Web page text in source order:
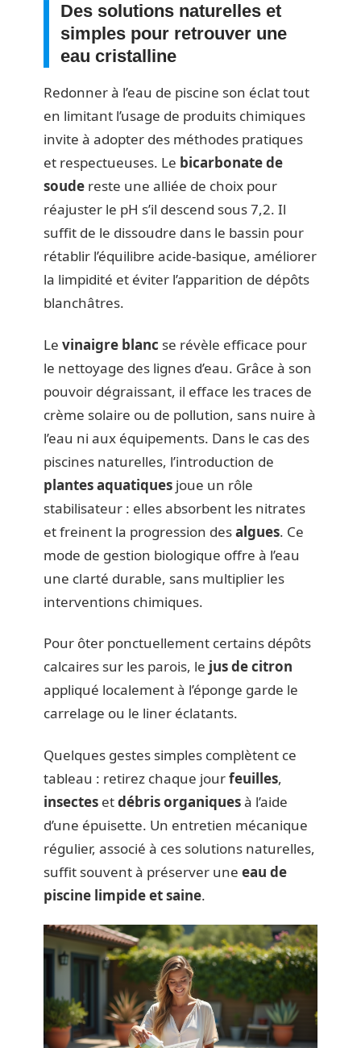
Des solutions naturelles et
simples pour retrouver une
eau cristalline
Redonner à l’eau de piscine son éclat tout
en limitant l’usage de produits chimiques
invite à adopter des méthodes pratiques
et respectueuses. Le bicarbonate de
soude reste une alliée de choix pour
réajuster le pH s’il descend sous 7,2. Il
suffit de le dissoudre dans le bassin pour
rétablir l’équilibre acide-basique, améliorer
la limpidité et éviter l’apparition de dépôts
blanchâtres.
Le vinaigre blanc se révèle efficace pour
le nettoyage des lignes d’eau. Grâce à son
pouvoir dégraissant, il efface les traces de
crème solaire ou de pollution, sans nuire à
l’eau ni aux équipements. Dans le cas des
piscines naturelles, l’introduction de
plantes aquatiques joue un rôle
stabilisateur : elles absorbent les nitrates
et freinent la progression desalgues. Ce
mode de gestion biologique offre à l’eau
une clarté durable, sans multiplier les
interventions chimiques.
Pour ôter ponctuellement certains dépôts
calcaires sur les parois, le jus de citron
appliqué localement à l’éponge garde le
carrelage ou le liner éclatants.
Quelques gestes simples complètent ce
tableau : retirez chaque jourfeuilles,
insectes etdébris organiquesà l’aide
d’une épuisette. Un entretien mécanique
régulier, associé à ces solutions naturelles,
suffit souvent à préserver une eau de
piscine limpide et saine.